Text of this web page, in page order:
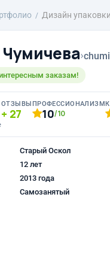
Дизайн
›
заказам!
ОТЗЫВЫ
27
ПРОФЕССИОНАЛИЗМ
10/10
Старый Оскол
12 лет
2013 года
Самозанятый